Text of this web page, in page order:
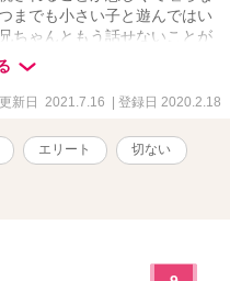
までも小さい子と遊んではい
ちゃんともう話せないことが
ようになった。 それなのに。
？ 「大学行かずに、俺と結婚
」 なんて言われて、意識し
だったのに、そのあと五年間
緒に暮らせると思っていた
きだよ、って私以外の人にも
うと思ったのか、彼の気持ち
開しております。 エブリス
新日 2021.7.16 | 登録日 2020.2.18
エリート 切ない